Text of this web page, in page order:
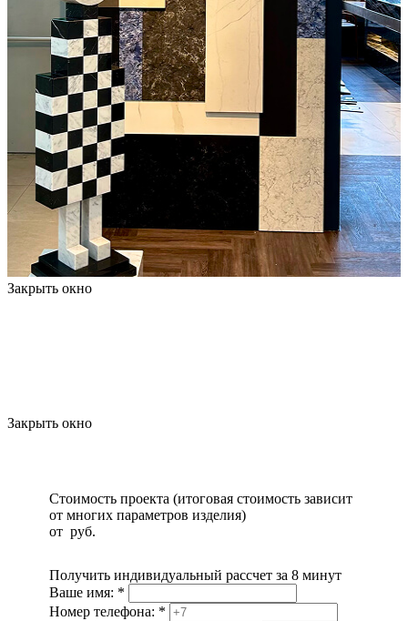
Закрыть окно
Закрыть окно
Стоимость проекта (итоговая стоимость зависит
от многих параметров изделия)
от руб.
Получить индивидуальный рассчет за 8 минут
Ваше имя: *
Номер телефона: *